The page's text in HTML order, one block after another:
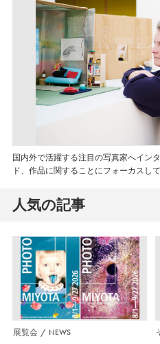
国内外で活躍する注目の写真家へイン
ド、作品に関することにフォーカスし
人気の記事
展覧会 NEWS